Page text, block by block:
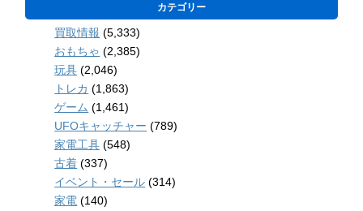
カテゴリー
買取情報 (5,333)
おもちゃ (2,385)
玩具 (2,046)
トレカ (1,863)
ゲーム (1,461)
UFOキャッチャー (789)
家電工具 (548)
古着 (337)
イベント・セール (314)
家電 (140)